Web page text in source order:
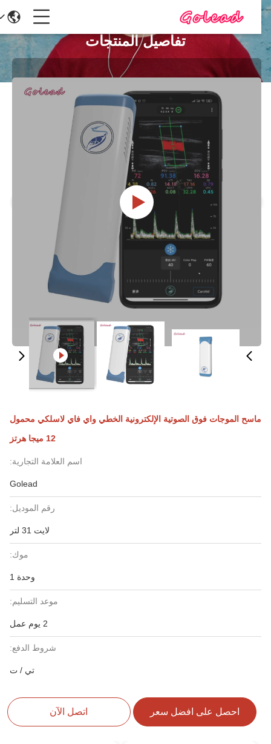
تفاصيل المنتجات
ماسح الموجات فوق الصوتية الإلكترونية الخطي واي فاي لاسلكي محمول
12 ميجا هرتز
اسم العلامة التجارية:
Golead
رقم الموديل:
لايت 31 لتر
موك:
وحدة 1
موعد التسليم:
شروط الدفع:
تي / ت
احصل على افضل سعر اتصل الآن